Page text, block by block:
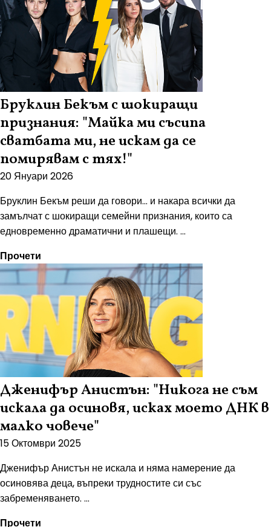
Бруклин Бекъм с шокиращи
признания: "Майка ми съсипа
сватбата ми, не искам да се
помирявам с тях!"
20 Януари 2026
Бруклин Бекъм реши да говори... и накара всички да
замълчат с шокиращи семейни признания, които са
едновременно драматични и плашещи. ...
Прочети
Дженифър Анистън: "Никога не съм
искала да осиновя, исках моето ДНК в
малко човече"
15 Октомври 2025
Дженифър Анистън не искала и няма намерение да
осиновява деца, въпреки трудностите си със
забременяването. ...
Прочети